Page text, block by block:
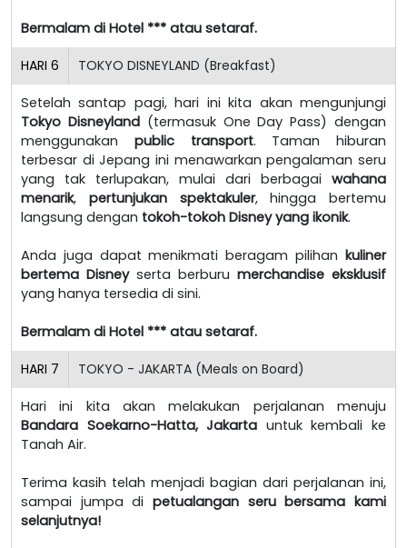
Bermalam di Hotel *** atau setaraf.
HARI 6 TOKYO DISNEYLAND (Breakfast)
Setelah santap pagi, hari ini kita akan mengunjungi
Tokyo Disneyland(termasuk One Day Pass) dengan
menggunakan public transport. Taman hiburan
terbesar di Jepang ini menawarkan pengalaman seru
yang tak terlupakan, mulai dari berbagai wahana
menarik, pertunjukan spektakuler, hingga bertemu
langsung dengan tokoh-tokoh Disney yang ikonik.
Anda juga dapat menikmati beragam pilihan kuliner
bertema Disneyserta berburu merchandise eksklusif
yang hanya tersedia di sini.
Bermalam di Hotel *** atau setaraf.
HARI 7 TOKYO - JAKARTA (Meals on Board)
Hari ini kita akan melakukan perjalanan menuju
Bandara Soekarno-Hatta, Jakarta untuk kembali ke
Tanah Air.
Terima kasih telah menjadi bagian dari perjalanan ini,
sampai jumpa di petualangan seru bersama kami
selanjutnya!